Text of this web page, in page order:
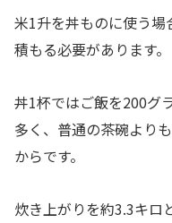
米1升を丼ものに使う
積もる必要があります。
丼1杯ではご飯を200グ
多く、普通の茶碗より
からです。
炊き上がりを約3.3キロ